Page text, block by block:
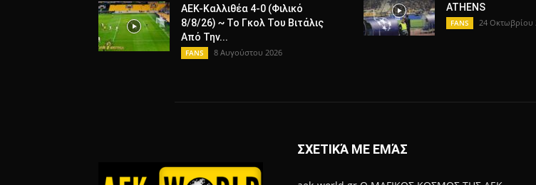
ΑΕΚ-Καλλιθέα 4-0 (Φιλικό
8/8/26) ~ Το Γκολ Του Βιτάλις
Από Την...
FANS 8 Αυγούστου 2026
ATHENS
FANS 24 Οκτωβρίου
ΣΧΕΤΙΚΆ ΜΕ ΕΜΆΣ